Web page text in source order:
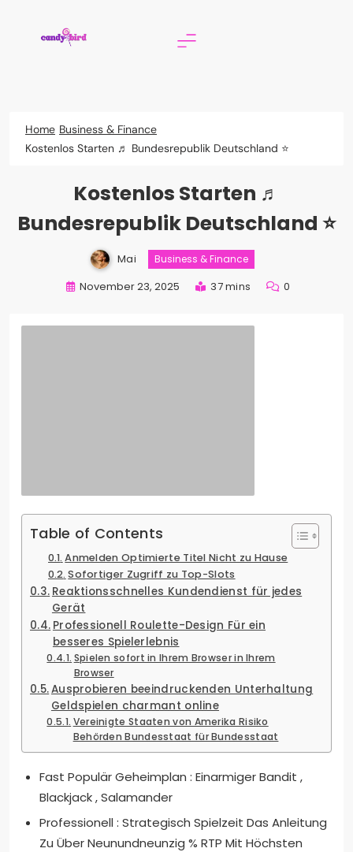
Home Business & Finance
Kostenlos Starten ♬ Bundesrepublik Deutschland ⭐
Kostenlos Starten ♬
Bundesrepublik Deutschland ⭐
Mai Business & Finance
November 23, 2025 37 mins 0
Table of Contents
Anmelden Optimierte Titel Nicht zu Hause
Sofortiger Zugriff zu Top-Slots
Reaktionsschnelles Kundendienst für jedes
Gerät
Professionell Roulette-Design Für ein
besseres Spielerlebnis
Spielen sofort in Ihrem Browser in Ihrem
Browser
Ausprobieren beeindruckenden Unterhaltung
Geldspielen charmant online
Vereinigte Staaten von Amerika Risiko
Behörden Bundesstaat für Bundesstaat
Fast Populär Geheimplan : Einarmiger Bandit ,
Blackjack , Salamander
Professionell : Strategisch Spielzeit Das Anleitung
Zu Über Neunundneunzig % RTP Mit Höchsten